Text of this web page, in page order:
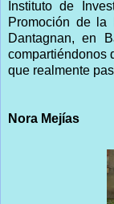
Instituto de
Promoción de la
Dantagnan, en
compartiéndonos
que realmente
Nora Mejías